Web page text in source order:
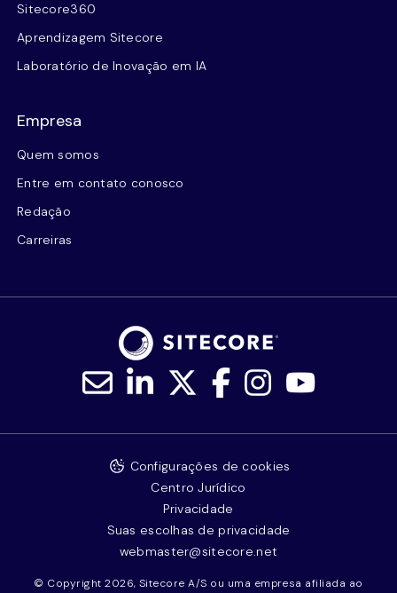
Sitecore360
Aprendizagem Sitecore
Laboratório de Inovação em IA
Empresa
Quem somos
Entre em contato conosco
Redação
Carreiras
© Copyright 2026, Sitecore A/S ou uma empresa afiliada ao
Configurações de cookies
Centro Jurídico
Privacidade
Suas escolhas de privacidade
webmaster@sitecore.net